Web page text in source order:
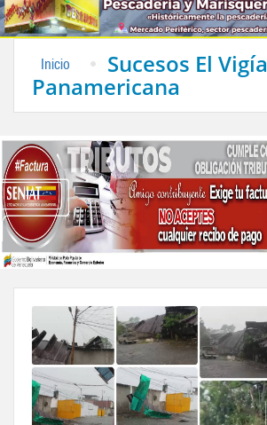
Inicio Sucesos El Vigía
Panamericana